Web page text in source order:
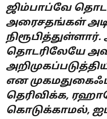
ஜிம்பாப்வே
அரைசதங்கள்
தொடரிலேயே
என முகமதுகைஃப்
தெரிவிக்க,
கொடுக்காமல்,